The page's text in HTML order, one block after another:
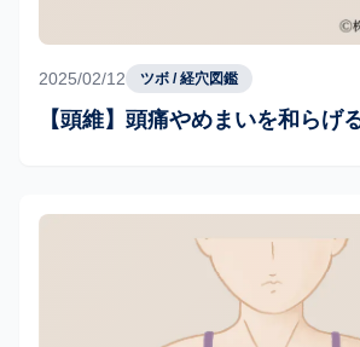
2025/02/12 ツボ / 経穴図鑑
【頭維】頭痛やめまいを和らげ